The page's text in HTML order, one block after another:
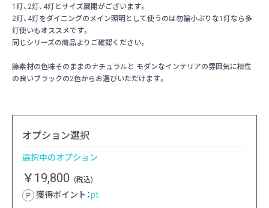
1灯、2灯、4灯とサイズ展開がございます。
2灯、4灯をダイニングのメイン照明として使うのは勿論小ぶりな1灯なら多
灯使いもオススメです。
同じシリーズの商品よりご確認ください。
籐素材の色味そのままのナチュラルと モダンなインテリアの雰囲気に相性
の良いブラックの2色からお選びいただけます。
オプション選択
選択中のオプション
￥19,800 (税込)
獲得ポイント：pt